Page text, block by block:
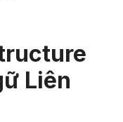
Liên